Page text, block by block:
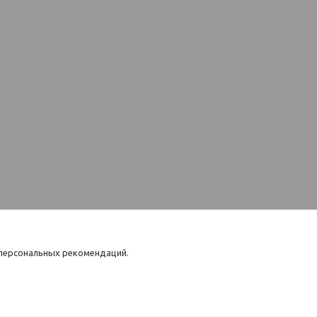
рекомендаций.